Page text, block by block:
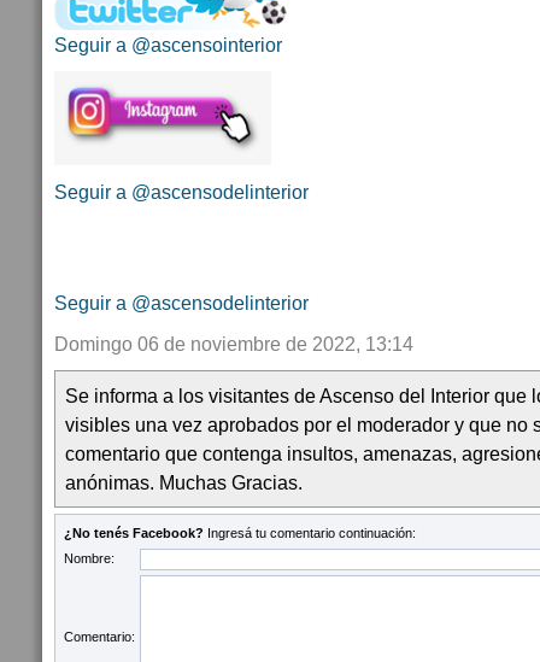
Seguir a @ascensointerior
Seguir a @ascensodelinterior
Seguir a @ascensodelinterior
Domingo 06 de noviembre de 2022, 13:14
Se informa a los visitantes de Ascenso del Interior que
visibles una vez aprobados por el moderador y que no
comentario que contenga insultos, amenazas,
anónimas. Muchas Gracias.
¿No tenés Facebook? Ingresá tu comentario continuación:
Nombre:
Comentario: